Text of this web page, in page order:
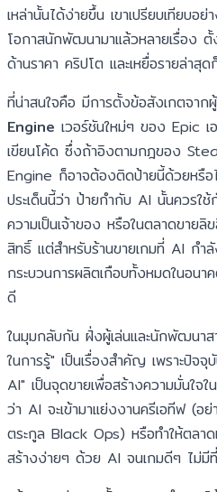
เหล่านั้นได้ง่ายขึ้น เขาเปรียบเทียบอ
โอกาสนักพัฒนามาแล้วหลายเรื่อง ตั้
ด้านราคา คริปโต และเหยื่อรายล่าสุ
ที่น่าสนใจคือ มีการตั้งข้อสังเกตจาก
Engine เวอร์ชันใหม่ๆ ของ Epic
เขียนโค้ด ซึ่งถ้าอิงตามกฎของ
Engine ก็อาจต้องติดป้ายนี้ด้วยหรื
ประเด็นนี้ว่า ป้ายกำกับ AI นั้นควรใช้
ความเป็นเจ้าของ หรือในตลาดขายลิ
สิทธิ์ แต่สำหรับร้านขายเกมที่ AI กำ
กระบวนการผลิตเกือบทั้งหมดในอน
ดี
ในมุมกลับกัน ฝั่งผู้เล่นและนักพัฒนา
ในการรู้" เป็นเรื่องสำคัญ เพราะปัจ
AI" เป็นจุดขายเพื่อสร้างความมั่นใจ
ว่า AI จะเข้ามาแย่งงานครีเอทีฟ (อ
ตระกูล Black Ops) หรือทำให้ตลา
สร้างง่ายๆ ด้วย AI จนเกมดีๆ ไม่มี